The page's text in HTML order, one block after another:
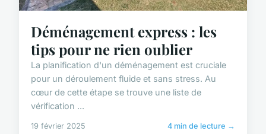
Déménagement express : les
tips pour ne rien oublier
La planification d'un déménagement est cruciale
pour un déroulement fluide et sans stress. Au
cœur de cette étape se trouve une liste de
vérification ...
19 février 2025 4 min de lecture →